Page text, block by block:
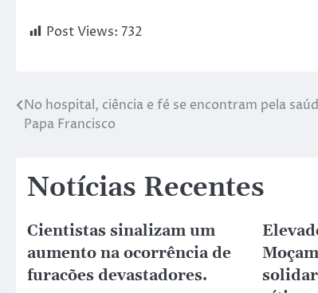
Post Views: 732
No hospital, ciência e fé se encontram pela
Papa Francisco
Notícias Recentes
Cientistas sinalizam um
aumento na ocorrência de
furacões devastadores.